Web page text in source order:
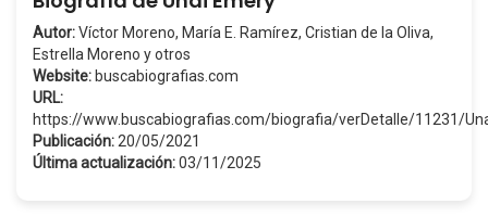
Autor:Víctor Moreno, María E. Ramírez, Cristian de la Oliva,
Estrella Moreno y otros
Website: buscabiografias.com
URL:
https://www.buscabiografias.com/biografia/verDetalle/11231/
Publicación: 20/05/2021
Última actualización:03/11/2025